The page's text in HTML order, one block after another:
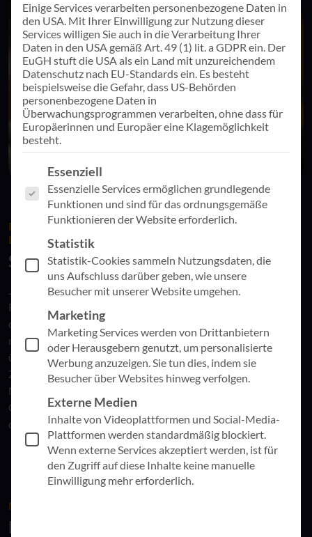
DER NORDSTERN FÜR LANGFRISTIGEN ERFOLG IM
DIGITALEN ZEITALTER
Strategische Beratung
Jede Organisation hat volatile und komplexe
Rahmenbedingungen, die sowohl einzeln als auch zusammen
den Erfolg beeinflussen. Besonders im digitalen Zeitalter
nimmt die Komplexität und Masse dieser Einflüsse
überproportional zu. Darum ist es entscheidend, diese
Zusammenhänge zu erkennen, zu verstehen und geeignete
Maßnahmen zu ergreifen. So wird die Zukunftsfähigkeit Ihrer
Organisation gesichert. Unsere strategische Beratung ist
dabei Ihr Nordstern, an dem Sie sich orientieren können.
MIT STRATEGISCHER BERATUNG
Herausforderungen langfristig
Einige Services verarbeiten personenbezogene Daten in
den USA. Mit Ihrer Einwilligung zur Nutzung dieser
Services willigen Sie auch in die Verarbeitung Ihrer
Daten in den USA gemäß Art. 49 (1) lit. a GDPR ein. Der
EuGH stuft die USA als ein Land mit unzureichendem
Datenschutz nach EU-Standards ein. Es besteht
beispielsweise die Gefahr, dass US-Behörden
personenbezogene Daten in
Überwachungsprogrammen verarbeiten, ohne dass für
Europäerinnen und Europäer eine Klagemöglichkeit
besteht.
Es folgt eine Liste der Service-Gruppen, für die eine
Essenziell
Essenzielle Services ermöglichen grundlegende
Funktionen und sind für das ordnungsgemäße
Funktionieren der Website erforderlich.
Statistik
Statistik-Cookies sammeln Nutzungsdaten, die
uns Aufschluss darüber geben, wie unsere
Besucher mit unserer Website umgehen.
Marketing
Marketing Services werden von Drittanbietern
oder Herausgebern genutzt, um personalisierte
Werbung anzuzeigen. Sie tun dies, indem sie
Besucher über Websites hinweg verfolgen.
Externe Medien
Inhalte von Videoplattformen und Social-Media-
Plattformen werden standardmäßig blockiert.
Wenn externe Services akzeptiert werden, ist für
den Zugriff auf diese Inhalte keine manuelle
Einwilligung mehr erforderlich.